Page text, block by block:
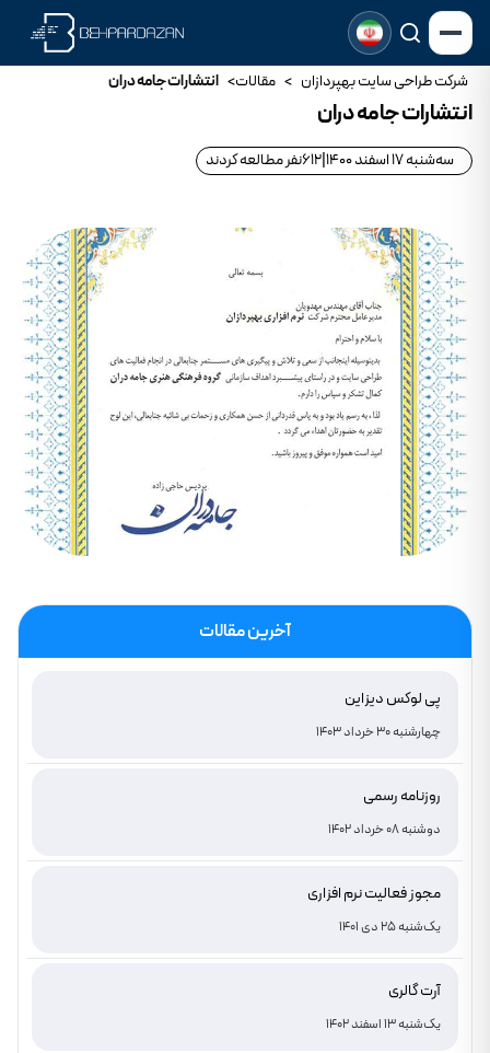
شرکت طراحی سایت بهپردازان > مقالات> انتشارات جامه دران
انتشارات جامه دران
سه‌شنبه 17 اسفند 1400 612نفر مطالعه کردند
آخرین مقالات
پی لوکس دیزاین
چهارشنبه 30 خرداد 1403
روزنامه رسمی
دوشنبه 08 خرداد 1402
مجوز فعالیت نرم افزاری
یک‌شنبه 25 دی 1401
آرت گالری
یک‌شنبه 13 اسفند 1402